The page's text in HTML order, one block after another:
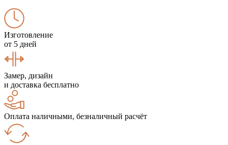
Изготовление
от 5 дней
Замер, дизайн
и доставка бесплатно
Оплата наличными, безналичный расчёт